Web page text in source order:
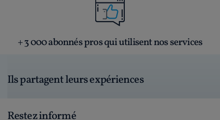
+ 3 000 abonnés pros qui utilisent nos services
Ils partagent leurs expériences
Restez informé